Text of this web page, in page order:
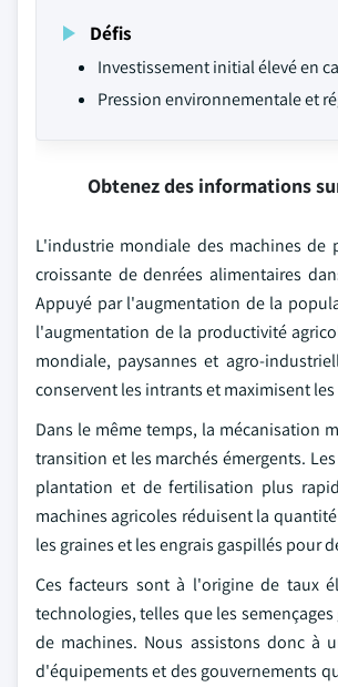
Défis
Investissement initial élevé en
Pression environnementale et
Obtenez des informations
L'industrie mondiale des machines
croissante de denrées alimentaires
Appuyé par l'augmentation de la
l'augmentation de la productivité
mondiale, paysannes et agro-
conservent les intrants et maximisent
Dans le même temps, la mécanisation
transition et les marchés émergents.
plantation et de fertilisation plus
machines agricoles réduisent la
les graines et les engrais gaspillés pour
Ces facteurs sont à l'origine de taux
technologies, telles que les
de machines. Nous assistons donc à
d'équipements et des gouvernements